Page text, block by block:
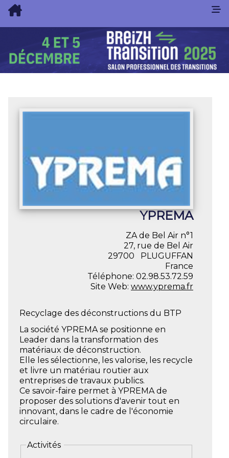
YPREMA
ZA de Bel Air n°1
27, rue de Bel Air
29700
PLUGUFFAN
France
Téléphone: 02.98.53.72.59
Site Web: www.yprema.fr
Recyclage des déconstructions du BTP
La société YPREMA se positionne en
Leader dans la transformation des
matériaux de déconstruction.
Elle les sélectionne, les valorise, les recycle
et livre un matériau routier aux
entreprises de travaux publics.
Ce savoir-faire permet à YPREMA de
proposer des solutions d'avenir tout en
innovant, dans le cadre de l'économie
circulaire.
Activités